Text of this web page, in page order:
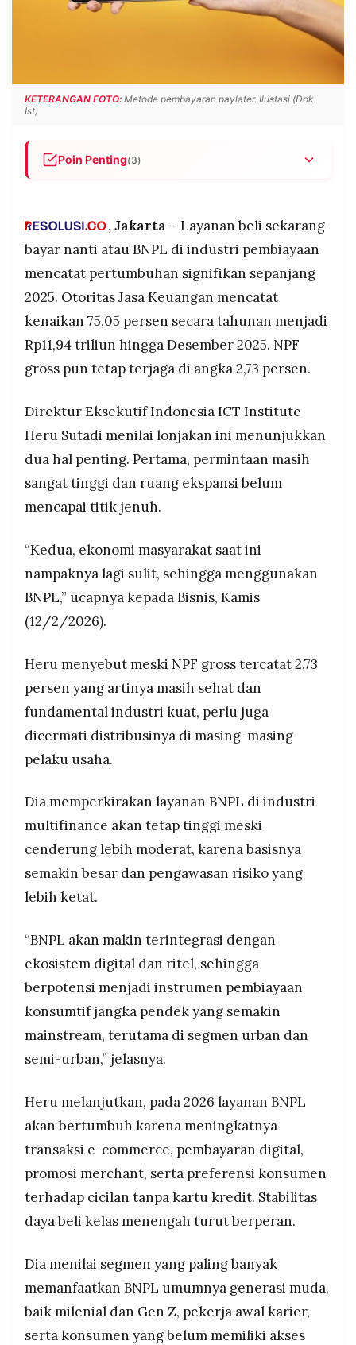
WARGA
PENGADUAN TERM
OF
SERVICE
IKUTI
PT.
RESOLUSI
PRAMUDITA
©
-
PT.
RESOLUSI
KETERANGAN FOTO: Metode pembayaran paylater. Ilustasi (Dok.
Ist)
Poin Penting(3)
2025 dengan NPF gross 2,73%, didorong daya
awal karier jadi pengguna utama paylater untuk
produk fashion, elektronik, dan kebutuhan gaya
hidup
Perusahaan perlu perkuat credit scoring berbasis
data alternatif, pemantauan real time, dan
edukasi literasi keuangan untuk jaga kualitas
, Jakarta – Layanan beli sekarang
bayar nanti atau BNPL di industri pembiayaan
mencatat pertumbuhan signifikan sepanjang
2025. Otoritas Jasa Keuangan mencatat
kenaikan 75,05 persen secara tahunan menjadi
Rp11,94 triliun hingga Desember 2025. NPF
gross pun tetap terjaga di angka 2,73 persen.
Direktur Eksekutif Indonesia ICT Institute
Heru Sutadi menilai lonjakan ini menunjukkan
dua hal penting. Pertama, permintaan masih
sangat tinggi dan ruang ekspansi belum
mencapai titik jenuh.
“Kedua, ekonomi masyarakat saat ini
nampaknya lagi sulit, sehingga menggunakan
BNPL,” ucapnya kepada Bisnis, Kamis
(12/2/2026).
Heru menyebut meski NPF gross tercatat 2,73
persen yang artinya masih sehat dan
fundamental industri kuat, perlu juga
dicermati distribusinya di masing-masing
pelaku usaha.
Dia memperkirakan layanan BNPL di industri
multifinance akan tetap tinggi meski
cenderung lebih moderat, karena basisnya
semakin besar dan pengawasan risiko yang
lebih ketat.
“BNPL akan makin terintegrasi dengan
ekosistem digital dan ritel, sehingga
berpotensi menjadi instrumen pembiayaan
konsumtif jangka pendek yang semakin
mainstream, terutama di segmen urban dan
semi-urban,” jelasnya.
Heru melanjutkan, pada 2026 layanan BNPL
akan bertumbuh karena meningkatnya
transaksi e-commerce, pembayaran digital,
promosi merchant, serta preferensi konsumen
terhadap cicilan tanpa kartu kredit. Stabilitas
daya beli kelas menengah turut berperan.
Dia menilai segmen yang paling banyak
memanfaatkan BNPL umumnya generasi muda,
baik milenial dan Gen Z, pekerja awal karier,
serta konsumen yang belum memiliki akses